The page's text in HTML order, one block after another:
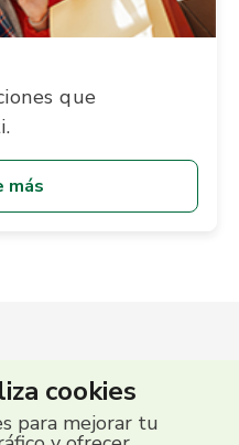
que
más
cookies
para mejorar tu